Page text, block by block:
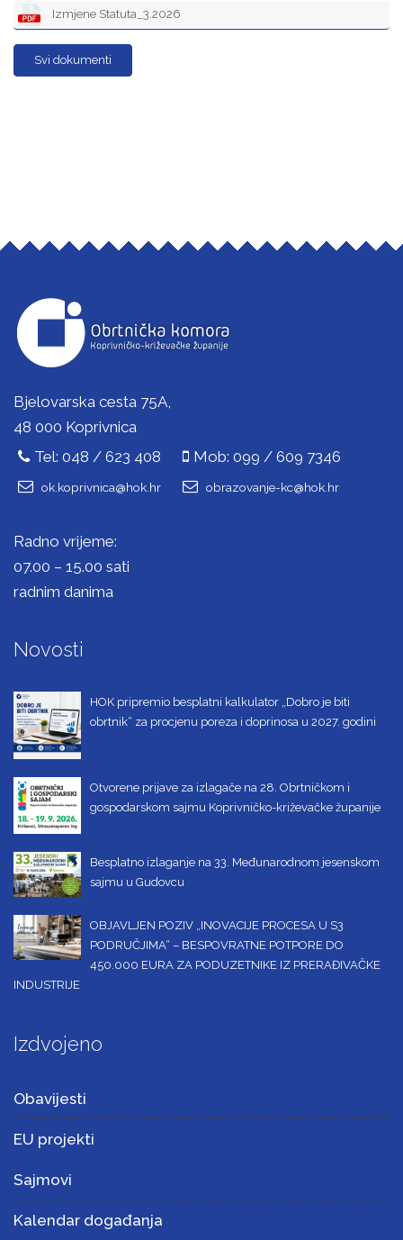
Izmjene Statuta_3.2026
Svi dokumenti
Bjelovarska cesta 75A,
48 000 Koprivnica
Tel: 048 / 623 408
Mob: 099 / 609 7346
ok.koprivnica@hok.hr obrazovanje-kc@hok.hr
Radno vrijeme:
07.00 – 15.00 sati
radnim danima
Novosti
HOK pripremio besplatni kalkulator „Dobro je biti
obrtnik“ za procjenu poreza i doprinosa u 2027. godini
Otvorene prijave za izlagače na 28. Obrtničkom i
gospodarskom sajmu Koprivničko-križevačke županije
Besplatno izlaganje na 33. Međunarodnom jesenskom
sajmu u Gudovcu
OBJAVLJEN POZIV „INOVACIJE PROCESA U S3
PODRUČJIMA“ – BESPOVRATNE POTPORE DO
450.000 EURA ZA PODUZETNIKE IZ PRERAĐIVAČKE
INDUSTRIJE
Izdvojeno
Obavijesti
EU projekti
Sajmovi
Kalendar događanja